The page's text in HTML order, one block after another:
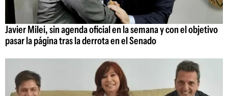
Javier Milei, sin agenda oficial en la semana y con el objetivo
pasar la página tras la derrota en el Senado